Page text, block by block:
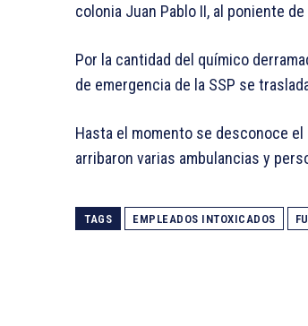
colonia Juan Pablo II, al poniente de
Por la cantidad del químico
de emergencia de la SSP se
Hasta el momento se desconoce
arribaron varias ambulancias y
TAGS EMPLEADOS INTOXICADOS